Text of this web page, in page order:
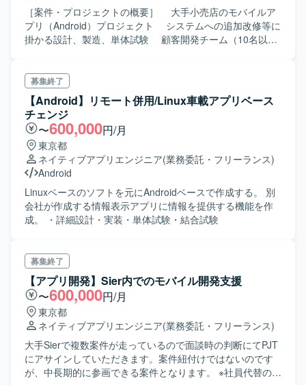
［案件・プロジェクトの概要］ 大手小売店のモバイルア
プリ（Android）プロジェクト システムへの追加改修等に
掛かる設計、製造、単体試験 顧客開発チーム（10名以
募集終了
【Android】リモート併用/Linux車載アプリベース
チェンジ
〜600,000円/月
東京都
ネイティブアプリエンジニア(業務委託・フリーランス)
Android
Linuxベースのソフトを元にAndroidベースで作成する。 別
会社が作成する情報表示アプリに情報を提供する機能を作
成。 ・詳細設計・実装・単体試験・結合試験
募集終了
【アプリ開発】Sier内でのモバイル開発支援
〜600,000円/月
東京都
ネイティブアプリエンジニア(業務委託・フリーランス)
大手Sierで複数案件が走っているので面談時の判断にてPJT
にアサインしていただきます。案件紐付けではないのです
が、中長期的に参画できる案件となります。 ※社員代替のイ